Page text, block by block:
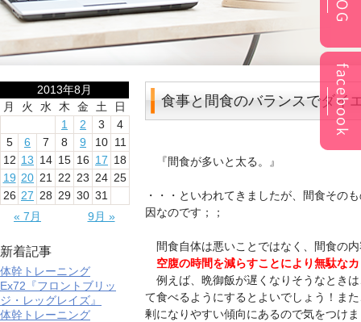
2013年8月
月
火 水 木 金 土 日
« 7月 9月 »
1 2 3
4
5
6 7 8 9 10 11
12 13 14 15 16 17 18
19 20 21 22 23 24 25
26 27 28 29 30 31
新着記事
体幹トレーニング
Ex72『フロントブリッ
ジ・レッグレイズ』
体幹トレーニング
食事と間食のバランスでダイ
『間食が多いと太る。』
・・・といわれてきましたが、間食その
因なのです；；
間食自体は悪いことではなく、間食の
空腹の時間を減らすことにより無駄な
例えば、晩御飯が遅くなりそうなとき
て食べるようにするとよいでしょう！ま
剰になりやすい傾向にあるので気をつけ